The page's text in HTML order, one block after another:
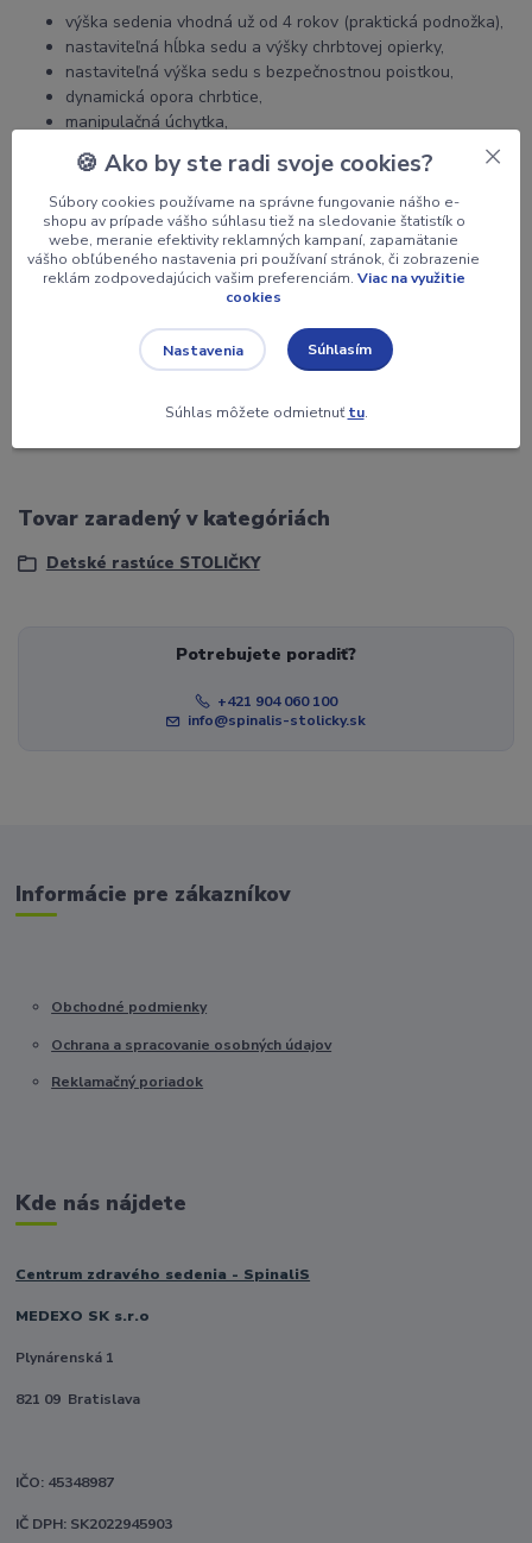
výška sedenia vhodná už od 4 rokov (praktická podnožka),
nastaviteľná hĺbka sedu a výšky chrbtovej opierky,
nastaviteľná výška sedu s bezpečnostnou poistkou,
dynamická opora chrbtice,
manipulačná úchytka,
ON - pri zaťažení sa netočí; OFF točí sa vždy,
doprava ZDARMA v rámci SR,
Tovar zaradený v kategóriách
Detské rastúce STOLIČKY
Potrebujete poradiť?
+421 904 060 100
info@spinalis-stolicky.sk
Informácie pre zákazníkov
Obchodné podmienky
Ochrana a spracovanie osobných údajov
Reklamačný poriadok
Kde nás nájdete
Centrum zdravého sedenia - SpinaliS
MEDEXO SK s.r.o
Plynárenská 1
821 09 Bratislava
IČO: 45348987
IČ DPH: SK2022945903
🍪 Ako by ste radi svoje cookies?
Súbory cookies používame na správne fungovanie nášho e-
shopu av prípade vášho súhlasu tiež na sledovanie štatistík o
webe, meranie efektivity reklamných kampaní, zapamätanie
vášho obľúbeného nastavenia pri používaní stránok, či zobrazenie
reklám zodpovedajúcich vašim preferenciám. Viac na využitie
cookies
Nastavenia Súhlasím
Súhlas môžete odmietnuťtu.